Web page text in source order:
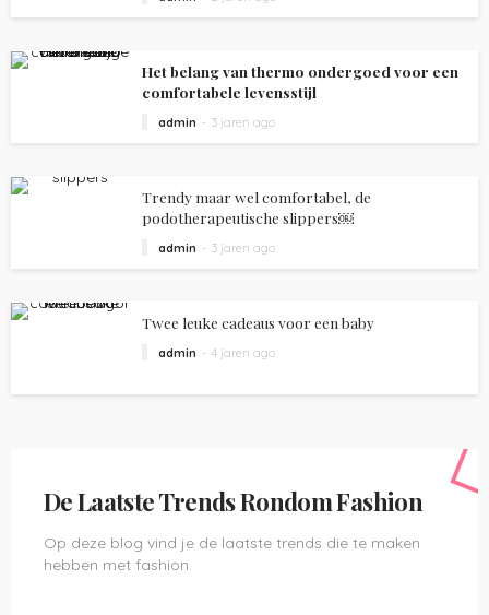
Het belang van thermo ondergoed voor een
comfortabele levensstijl
admin 3 jaren ago
Trendy maar wel comfortabel, de
podotherapeutische slippers￼
admin 3 jaren ago
Twee leuke cadeaus voor een baby
admin 4 jaren ago
De Laatste Trends Rondom Fashion
Op deze blog vind je de laatste trends die te maken
hebben met fashion.